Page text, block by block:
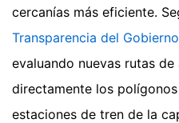
cercanías más eficiente.
Transparencia del
evaluando nuevas rutas
directamente los
estaciones de tren de la